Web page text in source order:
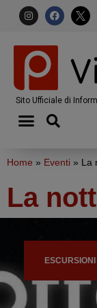
Sito Ufficiale di
Home » Eventi »
La